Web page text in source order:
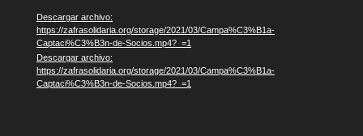
vídeo
Descargar archivo:
https://zafrasolidaria.org/storage/2021/03/Campa%C3%B1a-
Captaci%C3%B3n-de-Socios.mp4?_=1
Descargar archivo:
https://zafrasolidaria.org/storage/2021/03/Campa%C3%B1a-
Captaci%C3%B3n-de-Socios.mp4?_=1